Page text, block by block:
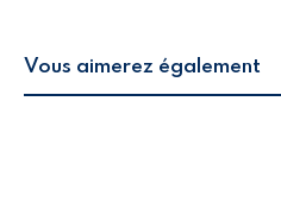
Vous aimerez également